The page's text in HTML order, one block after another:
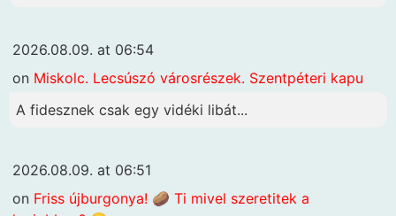
2026.08.09. at 06:54
on Miskolc. Lecsúszó városrészek. Szentpéteri kapu
A fidesznek csak egy vidéki libát...
2026.08.09. at 06:51
on Friss újburgonya! 🥔 Ti mivel szeretitek a